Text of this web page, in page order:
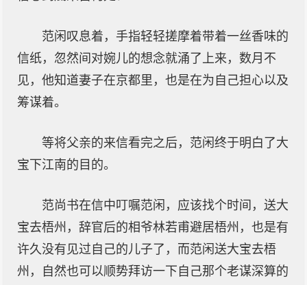
范闲叹息着，手指轻轻搓摩着带着一丝香味的
信纸，忽然间对婉儿的想念就涌了上来，数月不
见，他知道妻子在京都里，也是在为自己担心以及
筹谋着。
等将父亲的来信看完之后，范闲终于明白了大
宝下江南的目的。
范尚书在信中叮嘱范闲，应该找个时间，送大
宝去梧州，辞官后的相爷林若甫避居梧州，也是有
许久没有见过自己的儿子了，而范闲送大宝去梧
州，自然也可以顺势拜访一下自己那个老谋深算的